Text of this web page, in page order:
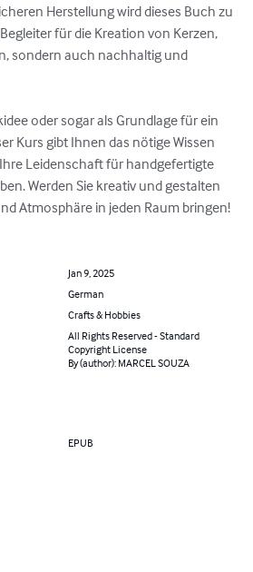
Herstellung wird dieses Buch zu
für die Kreation von Kerzen,
sondern auch nachhaltig und
oder sogar als Grundlage für ein
Kurs gibt Ihnen das nötige Wissen
Leidenschaft für handgefertigte
Werden Sie kreativ und gestalten
Atmosphäre in jeden Raum bringen!
Jan 9, 2025
German
Crafts & Hobbies
All Rights Reserved - Standard
Copyright License
By (author): MARCEL SOUZA
EPUB